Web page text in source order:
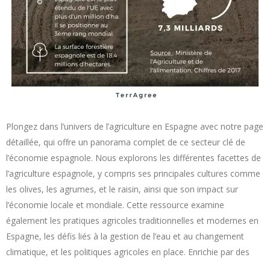
Plongez dans l’univers de l’agriculture en Espagne avec notre page
détaillée, qui offre un panorama complet de ce secteur clé de
l’économie espagnole. Nous explorons les différentes facettes de
l’agriculture espagnole, y compris ses principales cultures comme
les olives, les agrumes, et le raisin, ainsi que son impact sur
l’économie locale et mondiale. Cette ressource examine
également les pratiques agricoles traditionnelles et modernes en
Espagne, les défis liés à la gestion de l’eau et au changement
climatique, et les politiques agricoles en place. Enrichie par des